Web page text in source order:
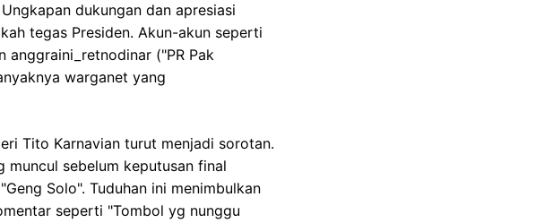
dukungan dan apresiasi
tegas Presiden. Akun-akun seperti
anggraini_retnodinar ("PR Pak
warganet yang
Tito Karnavian turut menjadi sorotan.
muncul sebelum keputusan final
Solo". Tuduhan ini menimbulkan
seperti "Tombol yg nunggu